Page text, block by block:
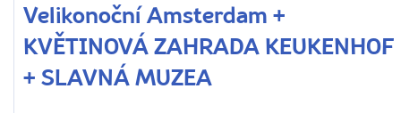
Velikonoční Amsterdam +
KVĚTINOVÁ ZAHRADA KEUKENHOF
+ SLAVNÁ MUZEA